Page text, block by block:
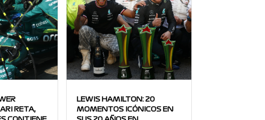
RETA,
LEWIS HAMILTON: 20
MOMENTOS ICÓNICOS EN